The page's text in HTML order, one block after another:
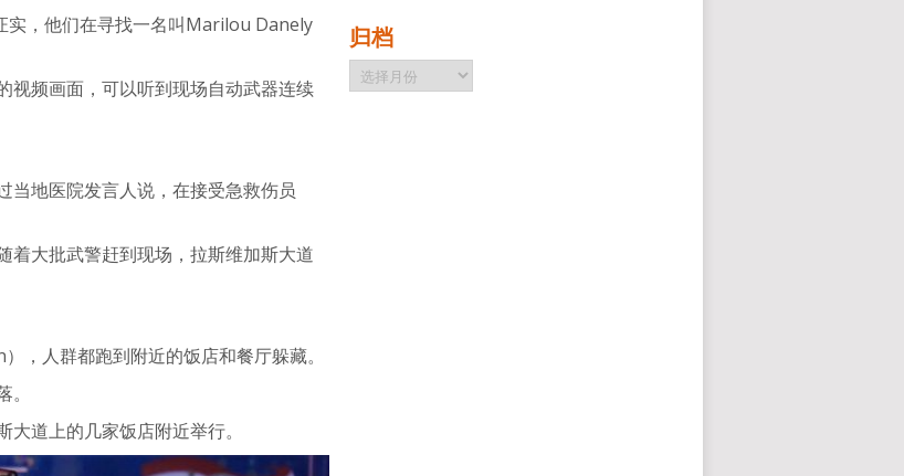
实，他们在寻找一名叫Marilou Danely
视频画面，可以听到现场自动武器连续
当地医院发言人说，在接受急救伤员
着大批武警赶到现场，拉斯维加斯大道
，人群都跑到附近的饭店和餐厅躲藏。
道上的几家饭店附近举行。
归档
归
档